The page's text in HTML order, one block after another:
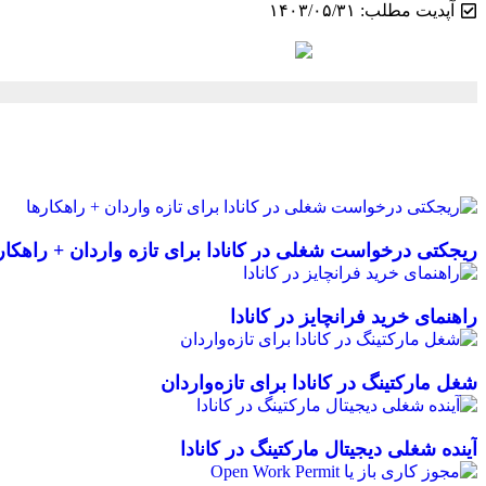
آپدیت مطلب: ۱۴۰۳/۰۵/۳۱
ریجکتی درخواست شغلی در کانادا برای تازه واردان +
راهنمای خرید فرانچایز در کانادا
شغل مارکتینگ در کانادا برای تازه‌واردان
آینده شغلی دیجیتال مارکتینگ در کانادا